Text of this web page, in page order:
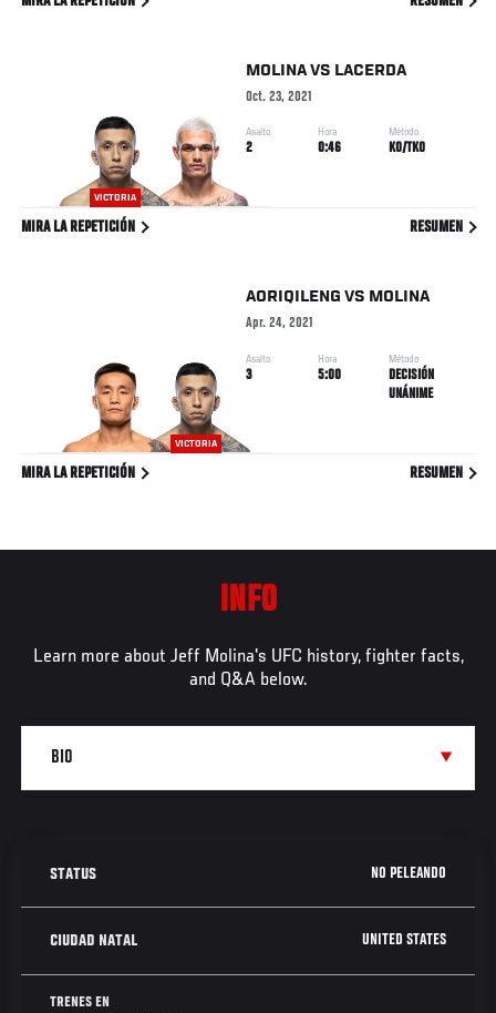
VICTORIA
MOLINAVS LACERDA
Oct. 23, 2021
Asalto
2
Hora
0:46
Método
KO/TKO
MIRA LA REPETICIÓN RESUMEN
VICTORIA
AORIQILENG VS MOLINA
Apr. 24, 2021
Asalto
3
Hora
5:00
Método
DECISIÓN
UNÁNIME
MIRA LA REPETICIÓN RESUMEN
INFO
Learn more about Jeff Molina's UFC history, fighter facts,
and Q&A below.
STATUS NO PELEANDO
CIUDAD NATAL UNITED STATES
TRENES EN